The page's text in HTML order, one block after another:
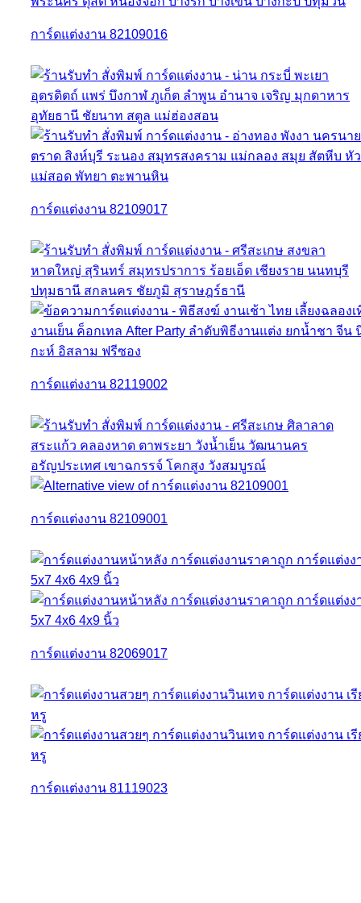
การ์ดแต่งงาน 82109016
การ์ดแต่งงาน 82109017
การ์ดแต่งงาน 82119002
การ์ดแต่งงาน 82109001
การ์ดแต่งงาน 82069017
การ์ดแต่งงาน 81119023